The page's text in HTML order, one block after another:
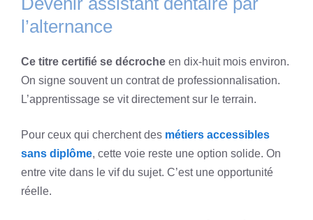
l’alternance
Ce titre certifié se décroche en dix-huit mois environ.
On signe souvent un contrat de professionnalisation.
L’apprentissage se vit directement sur le terrain.
Pour ceux qui cherchent des métiers accessibles
sans diplôme, cette voie reste une option solide. On
entre vite dans le vif du sujet. C’est une opportunité
réelle.